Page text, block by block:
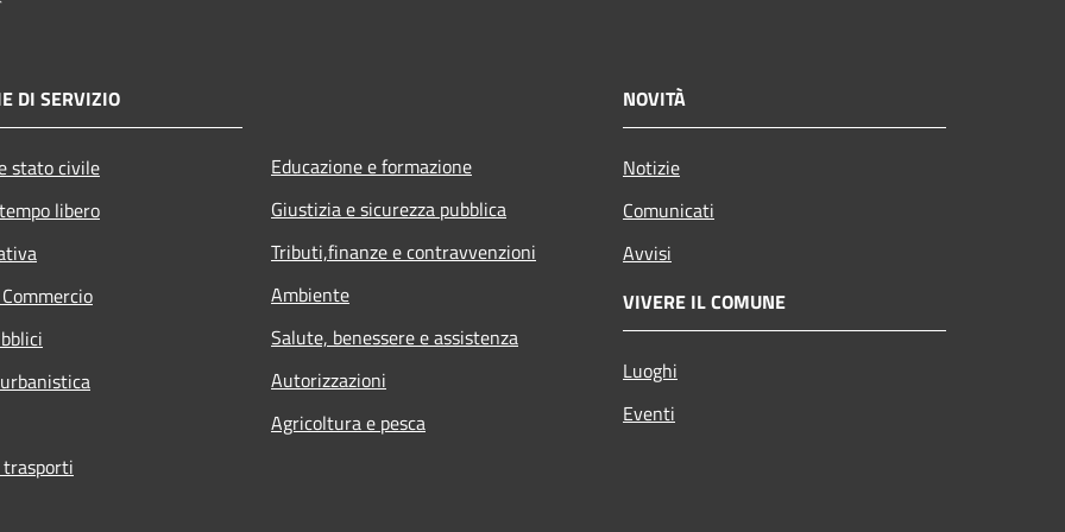
DI SERVIZIO
stato civile
libero
Educazione e formazione
Giustizia e sicurezza pubblica
Tributi,finanze e contravvenzioni
Ambiente
Salute, benessere e assistenza
Autorizzazioni
Agricoltura e pesca
NOVITÀ
Notizie
Comunicati
Avvisi
VIVERE IL COMUNE
Luoghi
Eventi